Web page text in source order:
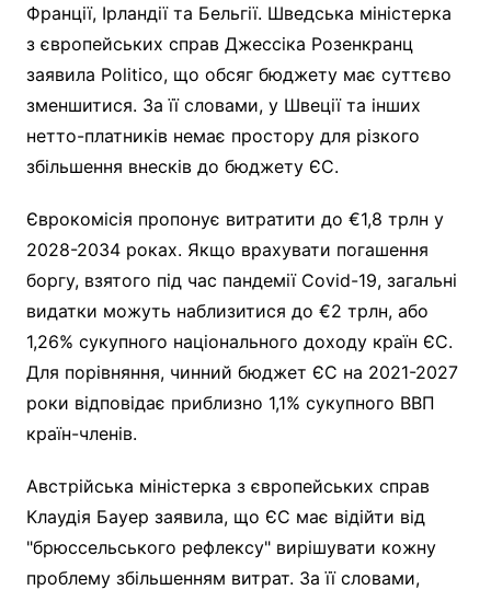
Франції, Ірландії та Бельгії. Шведська міністерка
з європейських справ Джессіка Розенкранц
заявила Politico, що обсяг бюджету має суттєво
зменшитися. За її словами, у Швеції та інших
нетто-платників немає простору для різкого
збільшення внесків до бюджету ЄС.
Єврокомісія пропонує витратити до €1,8 трлн у
2028-2034 роках. Якщо врахувати погашення
боргу, взятого під час пандемії Covid-19, загальні
видатки можуть наблизитися до €2 трлн, або
1,26% сукупного національного доходу країн ЄС.
Для порівняння, чинний бюджет ЄС на 2021-2027
роки відповідає приблизно 1,1% сукупного ВВП
країн-членів.
Австрійська міністерка з європейських справ
Клаудія Бауер заявила, що ЄС має відійти від
"брюссельського рефлексу" вирішувати кожну
проблему збільшенням витрат. За її словами,